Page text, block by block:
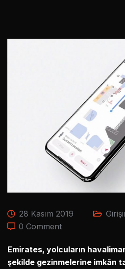
28 Kasım 2019
0 Comment
Emirates, yolcuların
şekilde gezinmelerine imkân